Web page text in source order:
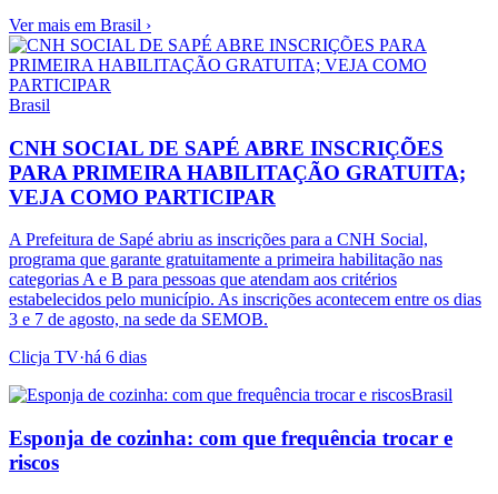
Ver mais em Brasil ›
Brasil
CNH SOCIAL DE SAPÉ ABRE INSCRIÇÕES
PARA PRIMEIRA HABILITAÇÃO GRATUITA;
VEJA COMO PARTICIPAR
A Prefeitura de Sapé abriu as inscrições para a CNH Social,
programa que garante gratuitamente a primeira habilitação nas
categorias A e B para pessoas que atendam aos critérios
estabelecidos pelo município. As inscrições acontecem entre os dias
3 e 7 de agosto, na sede da SEMOB.
Clicja TV·há 6 dias
Brasil
Esponja de cozinha: com que frequência trocar e
riscos